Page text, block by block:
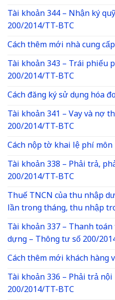
Tài khoản 344 – Nhận ký
200/2014/TT-BTC
Cách thêm mới nhà cung
Tài khoản 343 – Trái phiếu
200/2014/TT-BTC
Cách đăng ký sử dụng hóa
Tài khoản 341 – Vay và nợ
200/2014/TT-BTC
Cách nộp tờ khai lệ phí
Tài khoản 338 – Phải trả,
200/2014/TT-BTC
Thuế TNCN của thu nhập
lần trong tháng, thu nhập
Tài khoản 337 – Thanh
dựng – Thông tư số 200/
Cách thêm mới khách hàng
Tài khoản 336 – Phải trả
200/2014/TT-BTC